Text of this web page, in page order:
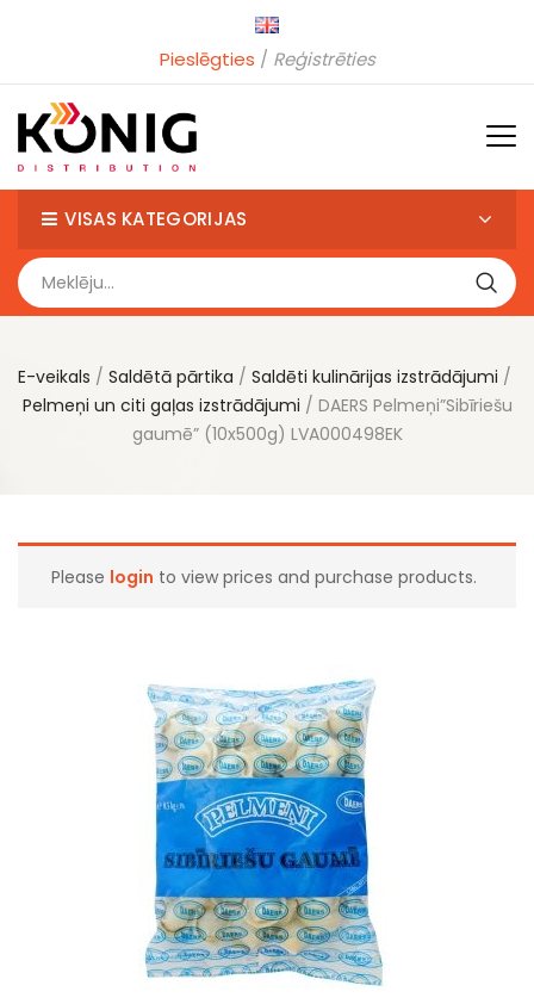
Pieslēgties Reģistrēties
VISAS KATEGORIJAS
E-veikals Saldētā pārtika
Saldēti kulinārijas izstrādājumi
Pelmeņi un citi gaļas izstrādājumi
DAERS Pelmeņi”Sibīriešu
gaumē” (10x500g) LVA000498EK
Please login to view prices and purchase products.